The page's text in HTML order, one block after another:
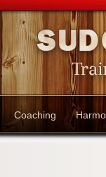
Coaching